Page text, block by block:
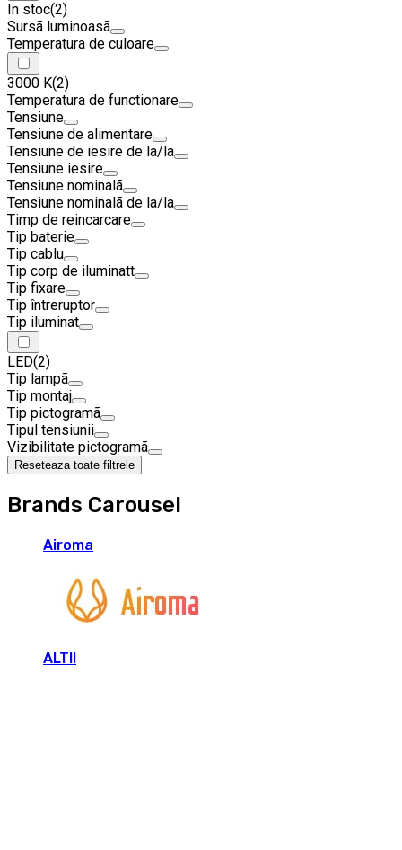
In stoc(2)
Sursã luminoasã
Temperatura de culoare
3000 K(2)
Temperatura de functionare
Tensiune
Tensiune de alimentare
Tensiune de iesire de la/la
Tensiune iesire
Tensiune nominalã
Tensiune nominalã de la/la
Timp de reincarcare
Tip baterie
Tip cablu
Tip corp de iluminatt
Tip fixare
Tip întreruptor
Tip iluminat
LED(2)
Tip lampã
Tip montaj
Tip pictogramã
Tipul tensiunii
Vizibilitate pictogramã
Reseteaza toate filtrele
Brands Carousel
Airoma
ALTII